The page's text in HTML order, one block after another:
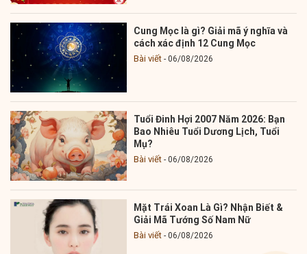
Cung Mọc là gì? Giải mã ý nghĩa và
cách xác định 12 Cung Mọc
Bài viết 06/08/2026
Tuổi Đinh Hợi 2007 Năm 2026: Bạn
Bao Nhiêu Tuổi Dương Lịch, Tuổi
Mụ?
Bài viết 06/08/2026
Mặt Trái Xoan Là Gì? Nhận Biết &
Giải Mã Tướng Số Nam Nữ
Bài viết 06/08/2026